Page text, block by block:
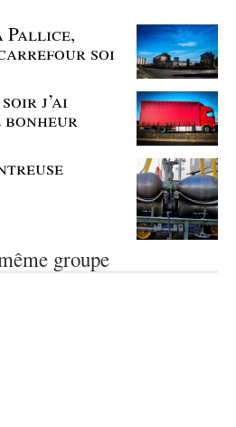
Pallice,
soi
soir j’ai
groupe